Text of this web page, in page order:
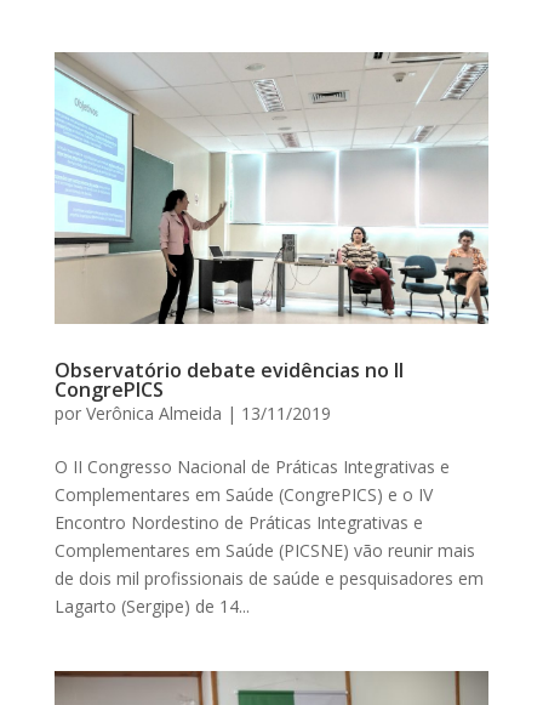
Observatório debate evidências no II
CongrePICS
por Verônica Almeida | 13/11/2019
O II Congresso Nacional de Práticas Integrativas e
Complementares em Saúde (CongrePICS) e o IV
Encontro Nordestino de Práticas Integrativas e
Complementares em Saúde (PICSNE) vão reunir mais
de dois mil profissionais de saúde e pesquisadores em
Lagarto (Sergipe) de 14...